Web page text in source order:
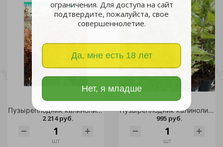
ограничения. Для доступа на сайт
подтвердите, пожалуйста, свое
совершеннолетие.
Да, мне есть 18 лет
Нет, я младше
Пузыреплодник калинолистный Диабл Дор C5 1шт/ DIABLE DOR
2 214 руб.
шт
Пузыреплодник калинолистный Наггет (Nugget) в горшке 5л Н 40-60 см/ 1шт
995 руб.
шт